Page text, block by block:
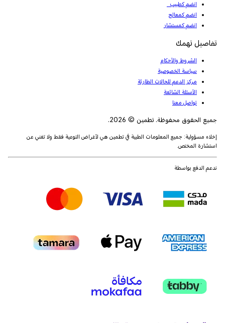
انضم كطبيب
انضم كمعالج
انضم كمستشار
تفاصيل تهمك
الشروط والأحكام
سياسة الخصوصية
مركز الدعم للحالات الطارئة
الأسئلة الشائعة
تواصل معنا
جميع الحقوق محفوظة. تطمين © 2026.
إخلاء مسؤولية: جميع المعلومات الطبية في تطمين هي لأغراض التوعية فقط ولا تغني عن
استشارة المختص.
ندعم الدفع بواسطة